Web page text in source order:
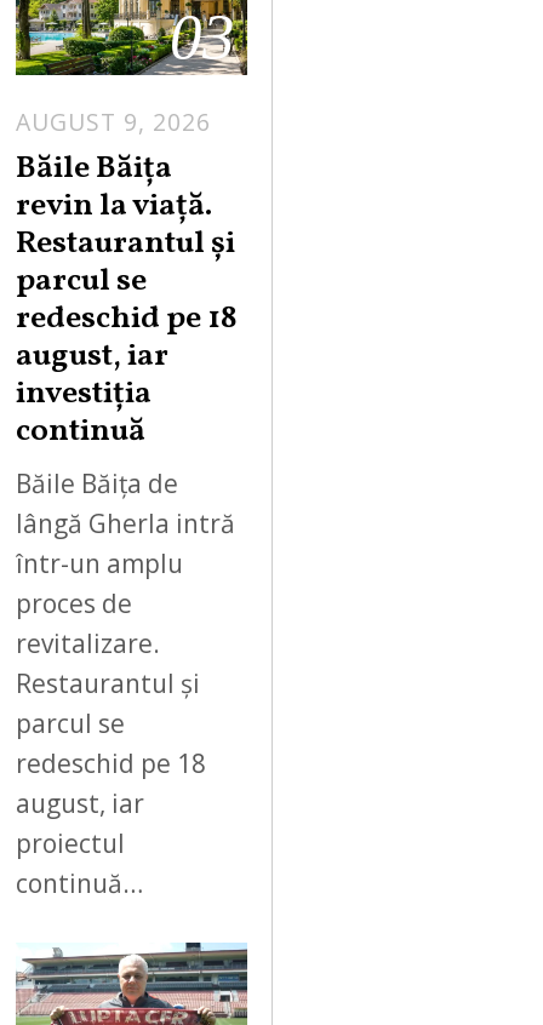
03
AUGUST 9, 2026
S
9
Băile Băița
revin la viață.
Restaurantul și
parcul se
redeschid pe 18
august, iar
investiția
continuă
Băile Băița de
lângă Gherla intră
într-un amplu
proces de
revitalizare.
Restaurantul și
parcul se
redeschid pe 18
august, iar
proiectul
continuă…